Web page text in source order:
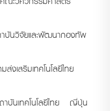
บันวิจัยและพัฒนากองทัพ
เสริมเทคโนโลยีไทย –
บันเทคโนโลยีไทย – ญี่ปุ่น